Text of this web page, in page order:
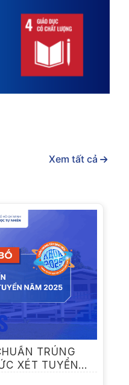
Xem tất cả
TRÚNG
XÉT TUYỂN